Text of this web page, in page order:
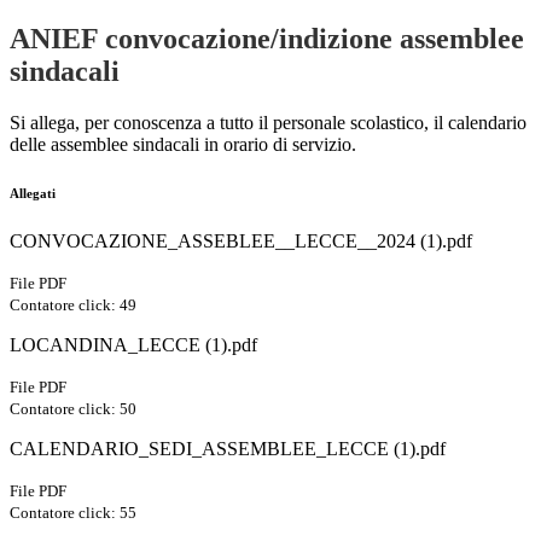
ANIEF convocazione/indizione assemblee
sindacali
Si allega, per conoscenza a tutto il personale scolastico, il calendario
delle assemblee sindacali in orario di servizio.
Allegati
CONVOCAZIONE_ASSEBLEE__LECCE__2024 (1).pdf
File PDF
Contatore click: 49
LOCANDINA_LECCE (1).pdf
File PDF
Contatore click: 50
CALENDARIO_SEDI_ASSEMBLEE_LECCE (1).pdf
File PDF
Contatore click: 55